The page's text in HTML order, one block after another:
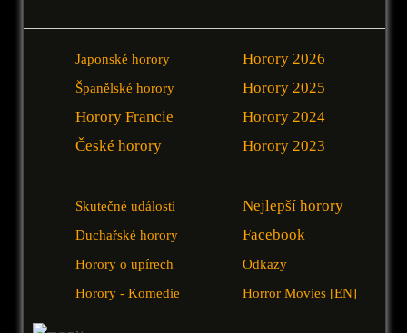
Japonské horory
Španělské horory
Horory Francie
České horory
Horory 2026
Horory 2025
Horory 2024
Horory 2023
Skutečné události
Duchařské horory
Horory o upírech
Horory - Komedie
Nejlepší horory
Facebook
Odkazy
Horror Movies [EN]